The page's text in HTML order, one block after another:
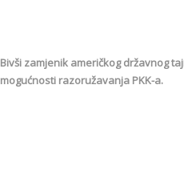
Bivši zamjenik američkog državnog
mogućnosti razoružavanja PKK-a.